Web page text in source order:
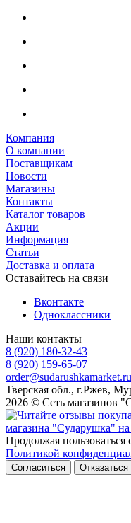
Компания
О компании
Поставщикам
Новости
Магазины
Контакты
Каталог товаров
Акции
Информация
Статьи
Доставка и оплата
Оставайтесь на связи
Вконтакте
Одноклассники
Наши контакты
8 (920) 180-32-43
8 (920) 159-65-07
order@sudarushkamarket.ru
Тверская обл., г.Ржев,
2026 © Сеть магазинов
Продолжая пользоваться
Политикой
Согласиться Отказаться